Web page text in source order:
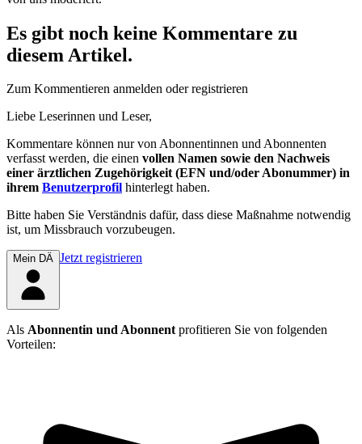
Es gibt noch keine Kommentare zu
diesem Artikel.
Zum Kommentieren anmelden oder registrieren
Liebe Leserinnen und Leser,
Kommentare können nur von Abonnentinnen und Abonnenten
verfasst werden, die einen vollen Namen sowie den Nachweis
einer ärztlichen Zugehörigkeit (EFN und/oder Abonummer) in
ihrem Benutzerprofil hinterlegt haben.
Bitte haben Sie Verständnis dafür, dass diese Maßnahme notwendig
ist, um Missbrauch vorzubeugen.
Mein DÄ Jetzt registrieren
Als Abonnentin und Abonnentprofitieren Sie von folgenden
Vorteilen: